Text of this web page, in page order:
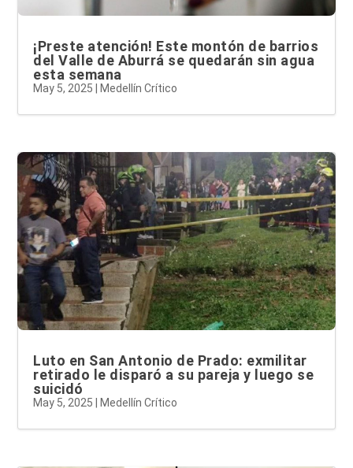
¡Preste atención! Este montón de barrios
del Valle de Aburrá se quedarán sin agua
esta semana
May 5, 2025 Medellín Crítico
Luto en San Antonio de Prado: exmilitar
retirado le disparó a su pareja y luego se
suicidó
May 5, 2025 Medellín Crítico